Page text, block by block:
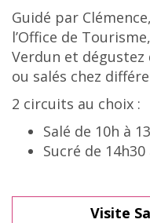
Guidé par
l’Office de
Verdun et
ou salés chez
2 circuits au choix :
Salé de 10h à
Sucré de 14h30
Visite